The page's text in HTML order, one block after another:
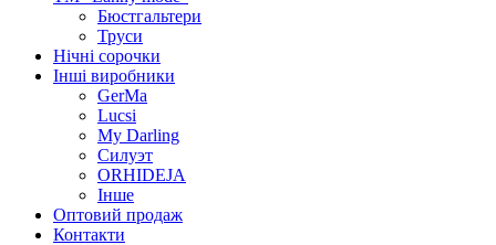
Бюстгальтери
Труси
Нічні сорочки
Інші виробники
GerMa
Lucsi
My Darling
Силуэт
ORHIDEJA
Інше
Оптовий продаж
Контакти